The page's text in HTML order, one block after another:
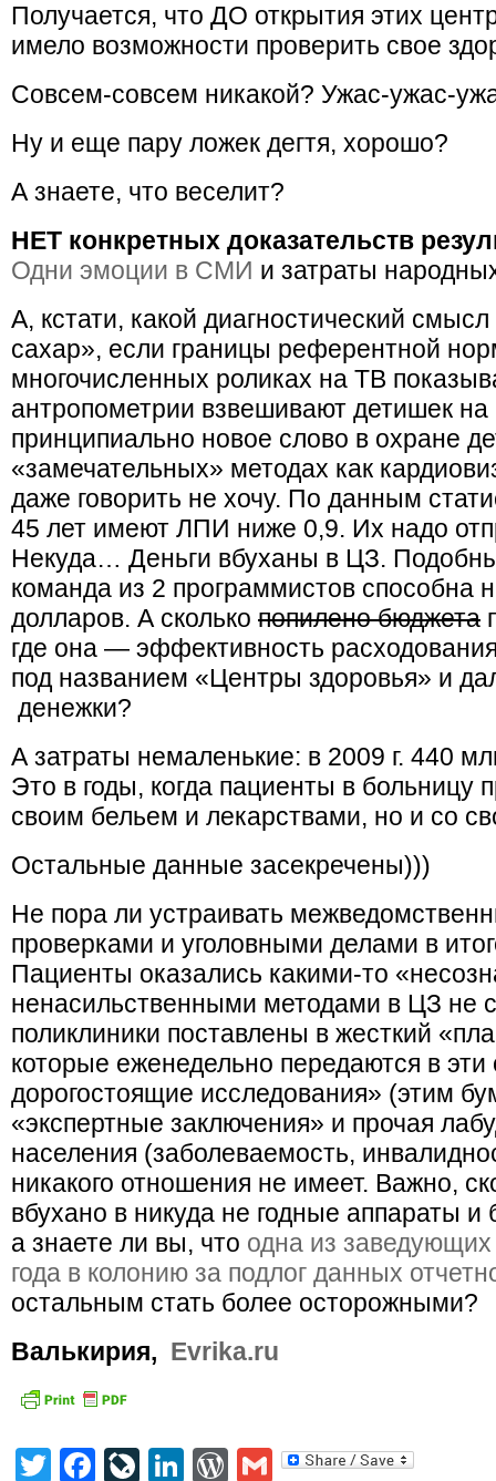
Получается, что ДО открытия этих
имело возможности проверить свое
Совсем-совсем никакой? Ужас-ужас-
Ну и еще пару ложек дегтя, хорошо?
А знаете, что веселит?
НЕТ конкретных доказательств
Одни эмоции в СМИ и затраты
А, кстати, какой диагностический
сахар», если границы референтной
многочисленных роликах на ТВ
антропометрии взвешивают детишек на
принципиально новое слово в охране
«замечательных» методах как
даже говорить не хочу. По данным
45 лет имеют ЛПИ ниже 0,9. Их надо
Некуда… Деньги вбуханы в ЦЗ.
команда из 2 программистов способна
долларов. А сколько попилено бюджета
где она — эффективность
под названием «Центры здоровья» и
денежки?
А затраты немаленькие: в 2009 г. 440
Это в годы, когда пациенты в больницу
своим бельем и лекарствами, но и со
Остальные данные засекречены)))
Не пора ли устраивать
проверками и уголовными делами в
Пациенты оказались какими-то
ненасильственными методами в ЦЗ не
поликлиники поставлены в жесткий
которые еженедельно передаются в
дорогостоящие исследования» (этим
«экспертные заключения» и прочая
населения (заболеваемость,
никакого отношения не имеет. Важно,
вбухано в никуда не годные аппараты и
а знаете ли вы, что одна из
года в колонию за подлог данных
остальным стать более осторожными?
Валькирия, Evrika.ru
TwitterFacebook
LiveJournal
LinkedIn
WordPress
Gmail